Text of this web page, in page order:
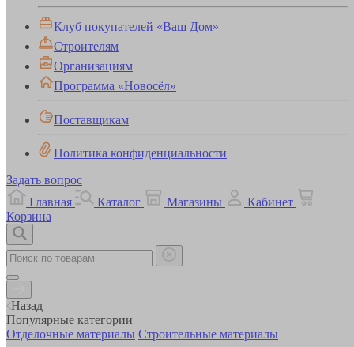
Клуб покупателей «Ваш Дом»
Строителям
Организациям
Программа «Новосёл»
Поставщикам
Политика конфиденциальности
Задать вопрос
Главная
Каталог Магазины
Кабинет
Корзина
Назад
Популярные категории
Отделочные материалы Строительные материалы